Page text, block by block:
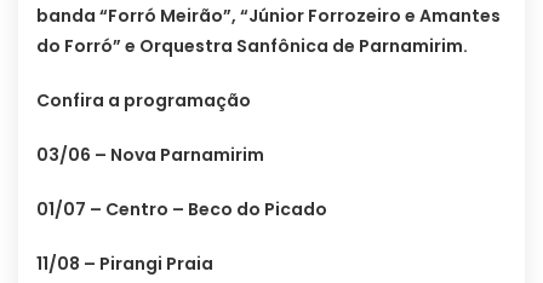
banda “Forró Meirão”, “Júnior Forrozeiro e Amantes
do Forró” e Orquestra Sanfônica de Parnamirim.
Confira a programação
03/06 – Nova Parnamirim
01/07 – Centro – Beco do Picado
11/08 – Pirangi Praia